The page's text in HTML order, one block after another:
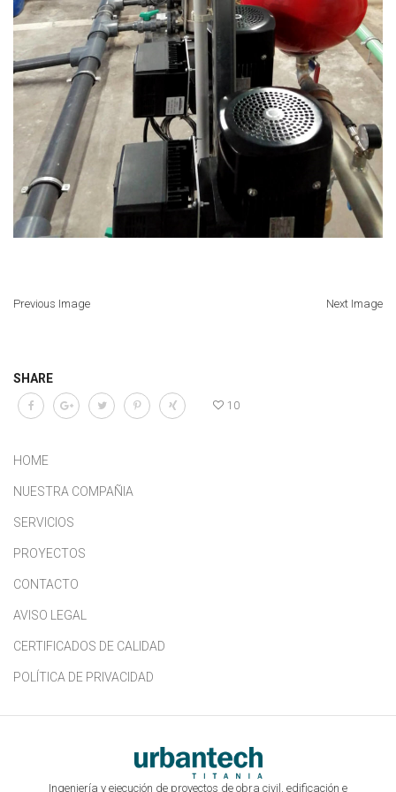
Previous Image Next Image
SHARE
10
HOME
NUESTRA COMPAÑIA
SERVICIOS
PROYECTOS
CONTACTO
AVISO LEGAL
CERTIFICADOS DE CALIDAD
POLÍTICA DE PRIVACIDAD
Ingeniería y ejecución de proyectos de obra civil, edificación e